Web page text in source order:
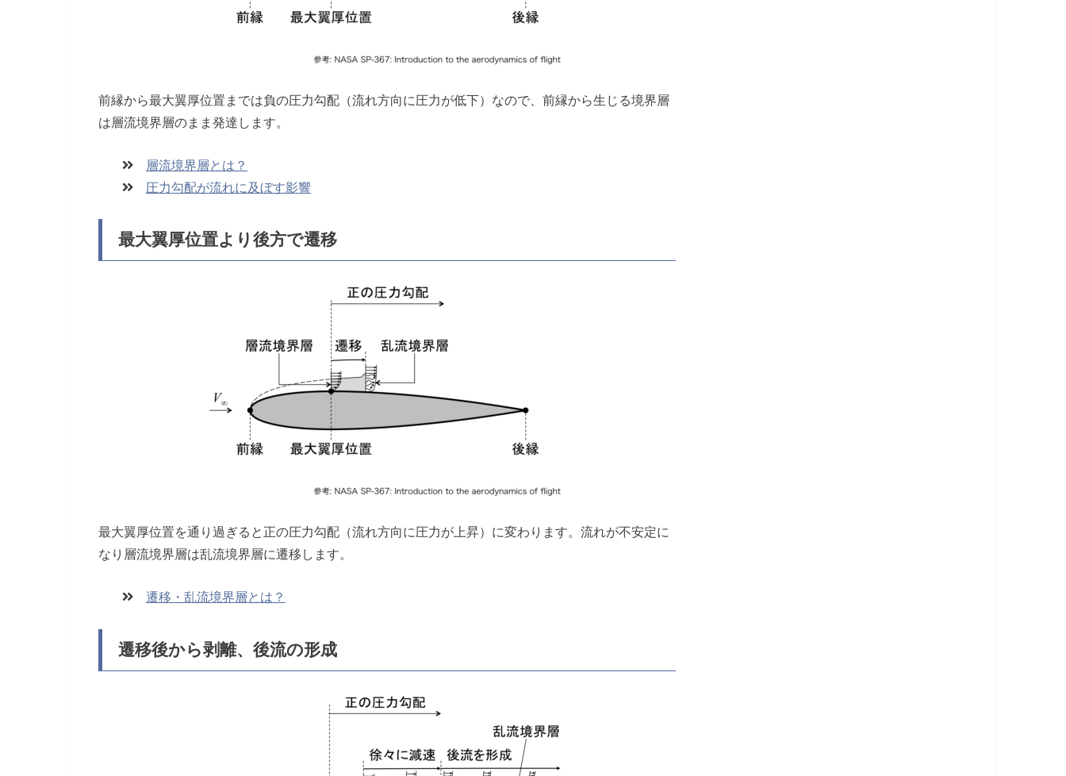
前縁から最大翼厚位置までは負の圧力勾配（流れ方向に圧力が低下）なので、前縁から生じる境界層
は層流境界層のまま発達します。
層流境界層とは？
圧力勾配が流れに及ぼす影響
最大翼厚位置より後方で遷移
最大翼厚位置を通り過ぎると正の圧力勾配（流れ方向に圧力が上昇）に変わります。流れが不安定に
なり層流境界層は乱流境界層に遷移します。
遷移・乱流境界層とは？
遷移後から剥離、後流の形成